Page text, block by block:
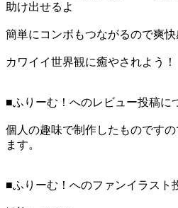
助け出せるよ
簡単にコンボもつながるので爽快
カワイイ世界観に癒やされよう！
■ふりーむ！へのレビュー投稿に
個人の趣味で制作したものです
ます。
■ふりーむ！へのファンイラスト